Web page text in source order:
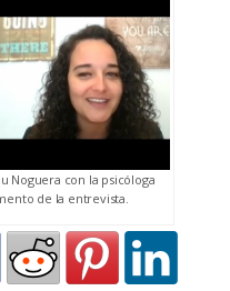
Noguera con la psicóloga
de la entrevista.